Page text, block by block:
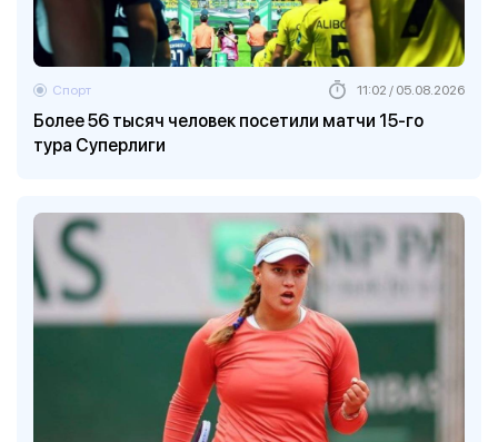
Более 56 тысяч человек посетили матчи 15-го
тура Суперлиги
Спорт 11:02 / 05.08.2026